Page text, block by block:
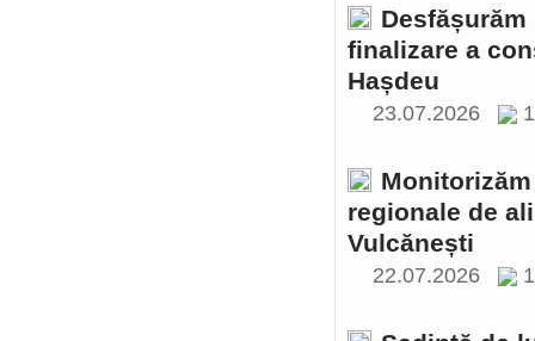
finalizare a
Hașdeu
23.07.2026
regionale de
Vulcănești
22.07.2026